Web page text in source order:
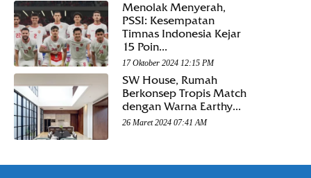
Menolak Menyerah,
PSSI: Kesempatan
Timnas Indonesia Kejar
15 Poin...
17 Oktober 2024 12:15 PM
SW House, Rumah
Berkonsep Tropis Match
dengan Warna Earthy...
26 Maret 2024 07:41 AM